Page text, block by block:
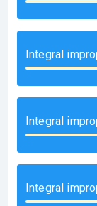
Integral
Integral
Integral